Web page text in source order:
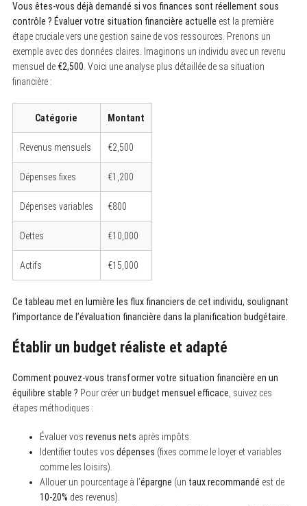
Vous êtes-vous déjà demandé si vos finances sont réellement sous
contrôle ? Évaluer votre situation financière actuelle est la première
étape cruciale vers une gestion saine de vos ressources. Prenons un
exemple avec des données claires. Imaginons un individu avec un revenu
mensuel de €2,500. Voici une analyse plus détaillée de sa situation
financière :
Catégorie Montant
Revenus mensuels €2,500
Dépenses fixes €1,200
Dépenses variables €800
Dettes €10,000
Actifs €15,000
Ce tableau met en lumière les flux financiers de cet individu, soulignant
l’importance de l’évaluation financière dans la planification budgétaire.
Établir un budget réaliste et adapté
Comment pouvez-vous transformer votre situation financière en un
équilibre stable ? Pour créer un budget mensuel efficace, suivez ces
étapes méthodiques :
Évaluer vos revenus nets après impôts.
Identifier toutes vos dépenses (fixes comme le loyer et variables
comme les loisirs).
Allouer un pourcentage à l’épargne (un taux recommandé est de
10-20% des revenus).